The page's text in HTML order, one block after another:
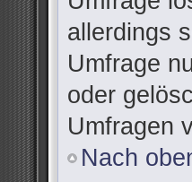
allerdings
Umfrage
oder
Umfragen
Nach